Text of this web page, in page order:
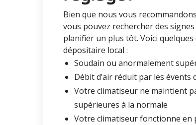
Bien que nous vous
vous pouvez rechercher des
planifier un plus tôt. Voici
dépositaire local :
Soudain ou anormalement
Débit d’air réduit par les évents
Votre climatiseur ne maintient
supérieures à la normale
Votre climatiseur fonctionne en